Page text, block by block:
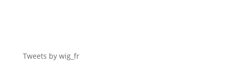
Tweets by wig_fr